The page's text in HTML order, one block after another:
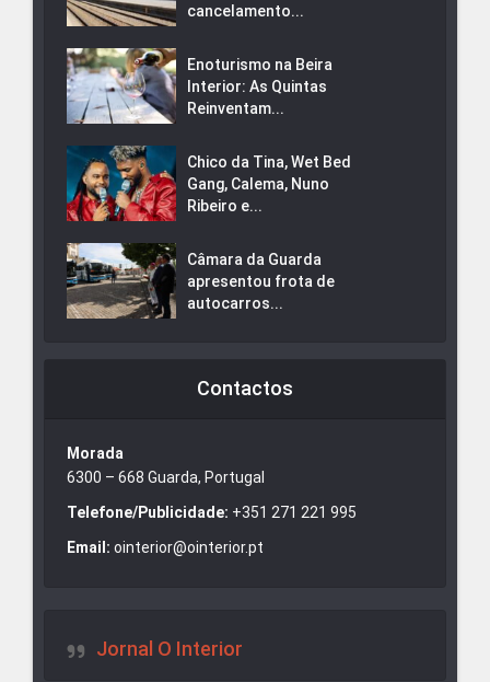
cancelamento...
Enoturismo na Beira
Interior: As Quintas
Reinventam...
Chico da Tina, Wet Bed
Gang, Calema, Nuno
Ribeiro e...
Câmara da Guarda
apresentou frota de
autocarros...
Contactos
Morada
6300 – 668 Guarda, Portugal
Telefone/Publicidade: +351 271 221 995
Email: ointerior@ointerior.pt
Jornal O Interior